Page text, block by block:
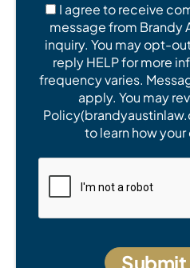
I agree to receive
message from Brandy
inquiry. You may opt-
reply HELP for more
frequency varies.
apply. You may
to learn how